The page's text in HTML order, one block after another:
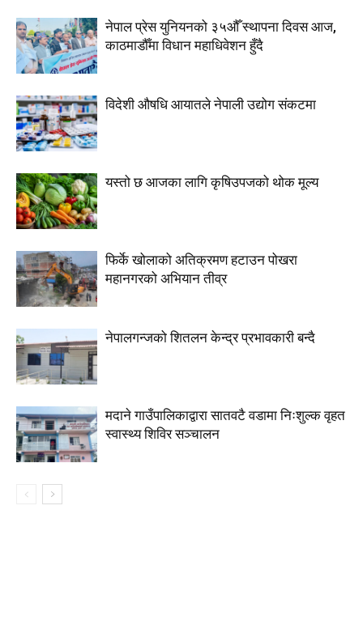
नेपाल प्रेस युनियनको ३५औँ स्थापना दिवस आज,
काठमाडौँमा विधान महाधिवेशन हुँदै
विदेशी औषधि आयातले नेपाली उद्योग संकटमा
यस्तो छ आजका लागि कृषिउपजको थोक मूल्य
फिर्के खोलाको अतिक्रमण हटाउन पोखरा
महानगरको अभियान तीव्र
नेपालगन्जको शितलन केन्द्र प्रभावकारी बन्दै
मदाने गाउँपालिकाद्वारा सातवटै वडामा निःशुल्क वृहत
स्वास्थ्य शिविर सञ्चालन